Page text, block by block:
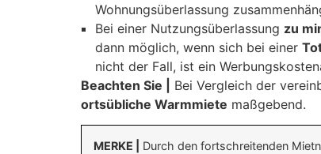
Wohnungsüberlassung
Bei einer Nutzungsüberlassung zu
dann möglich, wenn sich bei einer
nicht der Fall, ist ein
Beachten Sie |
Bei Vergleich der
ortsübliche Warmmiete maßgebend.
MERKE |
Durch den fortschreitenden